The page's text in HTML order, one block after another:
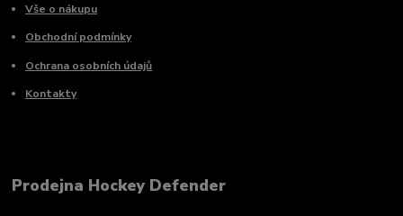
Vše o nákupu
Obchodní podmínky
Ochrana osobních údajů
Kontakty
Prodejna Hockey Defender